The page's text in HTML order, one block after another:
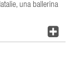
una ballerina